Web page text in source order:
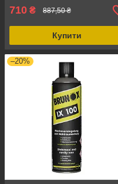
710 ₴ 887,50 ₴
Купити
–20%